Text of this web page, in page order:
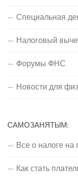
Специальная
Налоговый
Форумы ФНС
Новости для
САМОЗАНЯТЫМ:
Все о налоге
Как стать